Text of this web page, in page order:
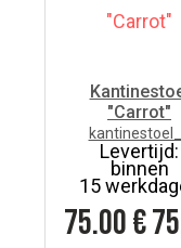
"Carrot"
Levertijd:
binnen
15
75.00€